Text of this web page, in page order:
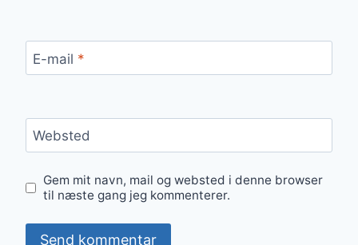
E-mail *
Websted
Gem mit navn, mail og websted i denne browser
til næste gang jeg kommenterer.